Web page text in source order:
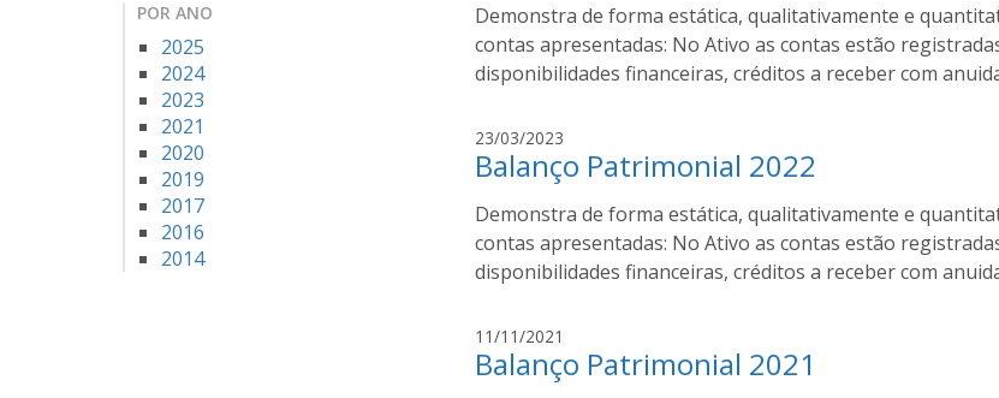
POR ANO
2025
2024
2023
2021
2020
2019
2017
2016
2014
t
a
e
m
i
C
o
t
a
Demonstra de forma estática, qualitativamente e
contas apresentadas: No Ativo as contas estão
disponibilidades financeiras, créditos a receber com
23/03/2023A
s
e
m
i
o
Balanço Patrimonial 2022
Demonstra de forma estática, qualitativamente e
contas apresentadas: No Ativo as contas estão
disponibilidades financeiras, créditos a receber com
11/11/2021
s
Balanço Patrimonial 2021